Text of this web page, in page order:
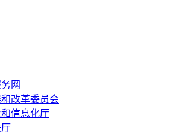
网
改革委员会
信息化厅